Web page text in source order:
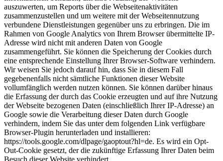
auszuwerten, um Reports über die Webseitenaktivitäten
zusammenzustellen und um weitere mit der Webseitennutzung
verbundene Dienstleistungen gegenüber uns zu erbringen. Die im
Rahmen von Google Analytics von Ihrem Browser übermittelte IP-
Adresse wird nicht mit anderen Daten von Google
zusammengeführt. Sie können die Speicherung der Cookies durch
eine entsprechende Einstellung Ihrer Browser-Software verhindern.
Wir weisen Sie jedoch darauf hin, dass Sie in diesem Fall
gegebenenfalls nicht sämtliche Funktionen dieser Website
vollumfänglich werden nutzen können. Sie können darüber hinaus
die Erfassung der durch das Cookie erzeugten und auf ihre Nutzung
der Webseite bezogenen Daten (einschließlich Ihrer IP-Adresse) an
Google sowie die Verarbeitung dieser Daten durch Google
verhindern, indem Sie das unter dem folgenden Link verfügbare
Browser-Plugin herunterladen und installieren:
https://tools.google.com/dlpage/gaoptout?hl=de. Es wird ein Opt-
Out-Cookie gesetzt, der die zukünftige Erfassung Ihrer Daten beim
Besuch dieser Website verhindert.